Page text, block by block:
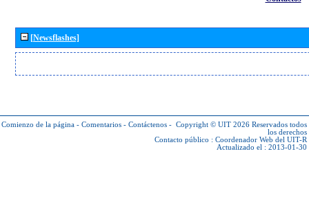
[Newsflashes]
Comienzo de la página - Comentarios - Contáctenos - Copyright © UIT 2026 Reservados todos
los derechos
Contacto público : Coordenador Web del UIT-R
Actualizado el : 2013-01-30